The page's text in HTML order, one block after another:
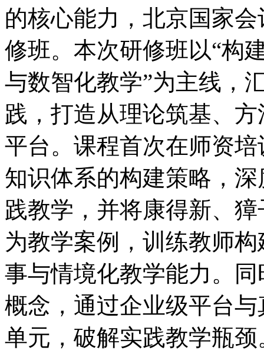
的核心能力，北京国家
修班。本次研修班以“构
与数智化教学”为主线，
践，打造从理论筑基、
平台。课程首次在师资
知识体系的构建策略，
践教学，并将康得新、
为教学案例，训练教师
事与情境化教学能力。
概念，通过企业级平台
单元，破解实践教学瓶颈